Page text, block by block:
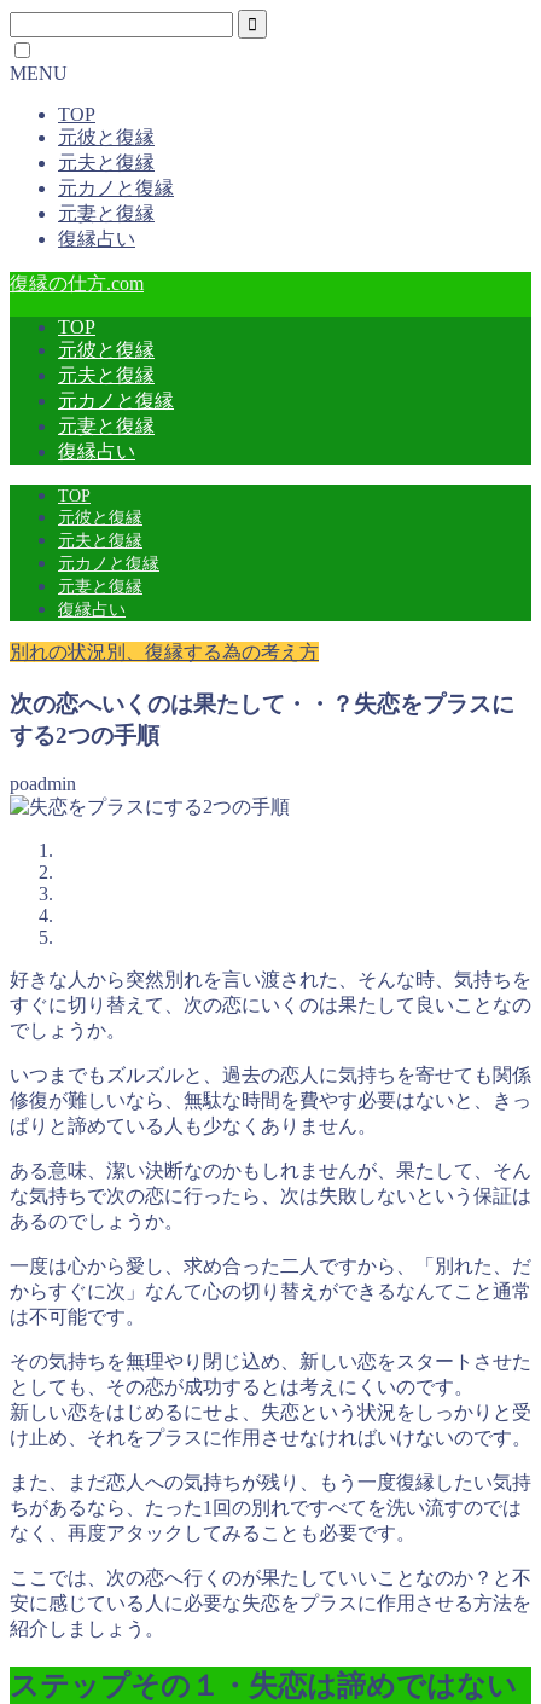
MENU
TOP
元彼と復縁
元夫と復縁
元カノと復縁
元妻と復縁
復縁占い
復縁の仕方.com
TOP
元彼と復縁
元夫と復縁
元カノと復縁
元妻と復縁
復縁占い
TOP
元彼と復縁
元夫と復縁
元カノと復縁
元妻と復縁
復縁占い
別れの状況別、復縁する為の考え方
次の恋へいくのは果たして・・？失恋をプラスに
する2つの手順
poadmin
好きな人から突然別れを言い渡された、そんな時、気持ちを
すぐに切り替えて、次の恋にいくのは果たして良いことなの
でしょうか。
いつまでもズルズルと、過去の恋人に気持ちを寄せても関係
修復が難しいなら、無駄な時間を費やす必要はないと、きっ
ぱりと諦めている人も少なくありません。
ある意味、潔い決断なのかもしれませんが、果たして、そん
な気持ちで次の恋に行ったら、次は失敗しないという保証は
あるのでしょうか。
一度は心から愛し、求め合った二人ですから、「別れた、だ
からすぐに次」なんて心の切り替えができるなんてこと通常
は不可能です。
その気持ちを無理やり閉じ込め、新しい恋をスタートさせた
としても、その恋が成功するとは考えにくいのです。
新しい恋をはじめるにせよ、 失恋という状況をしっかりと受
け止め、それをプラスに作用 させなければいけないのです。
また、まだ恋人への気持ちが残り、もう一度復縁したい気持
ちがあるなら、たった1回の別れですべてを洗い流すのでは
なく、再度アタックしてみることも必要です。
ここでは、次の恋へ行くのが果たしていいことなのか？と不
安に感じている人に必要な失恋をプラスに作用させる方法を
紹介しましょう。
ステップその１・失恋は諦めではない